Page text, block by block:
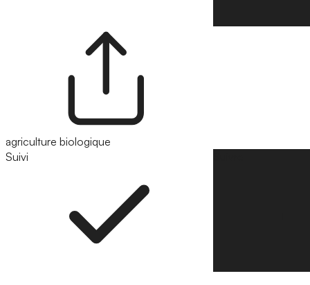
agriculture biologique
Suivi